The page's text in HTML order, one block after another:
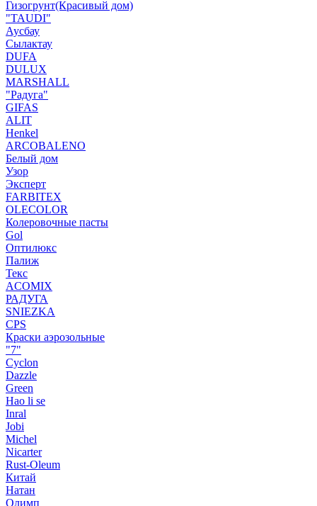
Гизогрунт(Красивый дом)
"TAUDI"
Аусбау
Сылактау
DUFA
DULUX
MARSHALL
"Радуга"
GIFAS
ALIT
Henkel
ARCOBALENO
Белый дом
Узор
Эксперт
FARBITEX
OLECOLOR
Колеровочные пасты
Gol
Оптилюкс
Палиж
Текс
ACOMIX
РАДУГА
SNIEZKA
CPS
Краски аэрозольные
"7"
Cyclon
Dazzle
Green
Hao li se
Inral
Jobi
Michel
Nicarter
Rust-Oleum
Китай
Натан
Олимп